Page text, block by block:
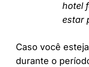
hotel
estar
Caso você
durante o